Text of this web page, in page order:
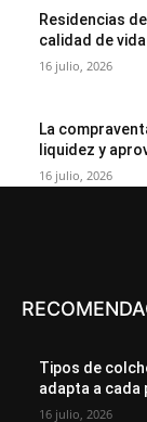
Residencias
calidad de vida
16 julio, 2026
La
liquidez y
16 julio, 2026
Tipos de
adapta a cada
16 julio, 2026